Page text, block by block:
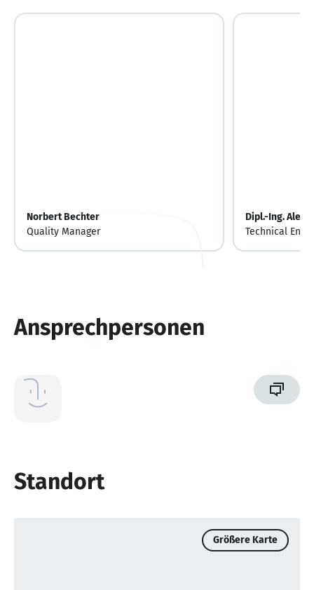
Norbert Bechter
Quality Manager
Dipl.-Ing.
Technical
Ansprechpersonen
Standort
Größere Karte